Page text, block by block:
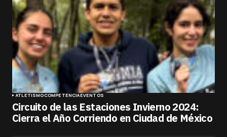
ATLETISMOCOMPETENCIAEVENTOS
Circuito de las Estaciones Invierno 2024:
Cierra el Año Corriendo en Ciudad de México